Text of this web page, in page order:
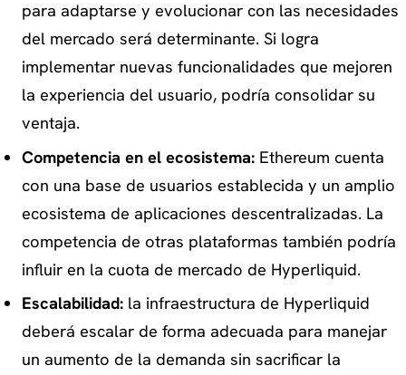
para adaptarse y evolucionar con las necesidades
del mercado será determinante. Si logra
implementar nuevas funcionalidades que mejoren
la experiencia del usuario, podría consolidar su
ventaja.
Competencia en el ecosistema:Ethereum cuenta
con una base de usuarios establecida y un amplio
ecosistema de aplicaciones descentralizadas. La
competencia de otras plataformas también podría
influir en la cuota de mercado de Hyperliquid.
Escalabilidad:la infraestructura de Hyperliquid
deberá escalar de forma adecuada para manejar
un aumento de la demanda sin sacrificar la